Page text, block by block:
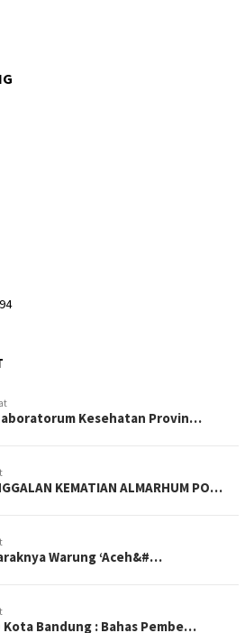
Kesehatan Provin…
KEMATIAN ALMARHUM PO…
Warung ‘Aceh&#…
Kota Bandung : Bahas Pembe…